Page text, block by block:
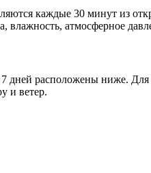
каждые 30 минут из
влажность, атмосферное
расположены ниже.
и ветер.